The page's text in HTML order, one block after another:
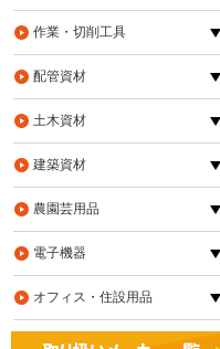
作業・切削工具
配管資材
土木資材
建築資材
農園芸用品
電子機器
オフィス・住設用品